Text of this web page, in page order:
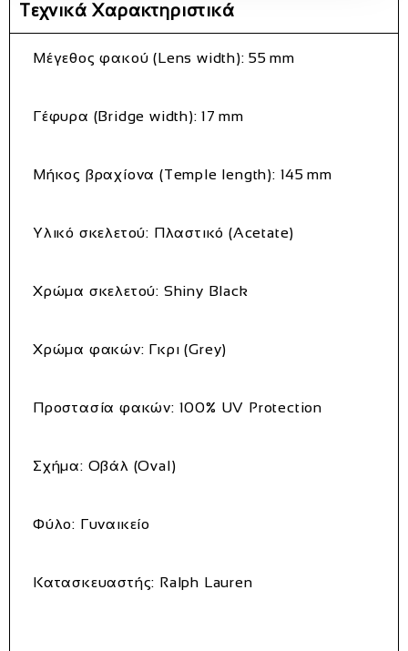
Τεχνικά Χαρακτηριστικά
Μέγεθος φακού (Lens width): 55 mm
Γέφυρα (Bridge width): 17 mm
Μήκος βραχίονα (Temple length): 145 mm
Υλικό σκελετού: Πλαστικό (Acetate)
Χρώμα σκελετού: Shiny Black
Χρώμα φακών: Γκρι (Grey)
Προστασία φακών: 100% UV Protection
Σχήμα: Οβάλ (Oval)
Φύλο: Γυναικείο
Κατασκευαστής: Ralph Lauren